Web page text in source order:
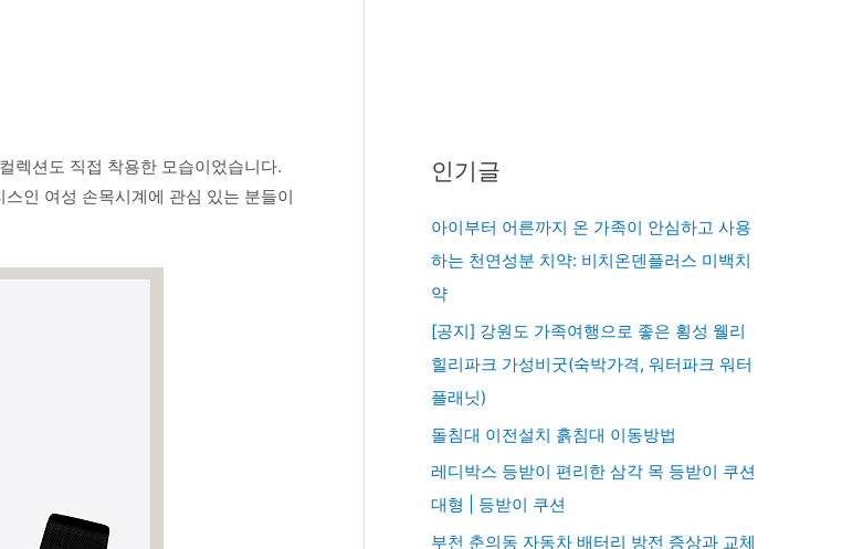
렉션도 직접 착용한 모습이었습니다.
인 여성 손목시계에 관심 있는 분들이
인기글
아이부터 어른까지 온 가족이 안심하고 사용
하는 천연성분 치약: 비치온덴플러스 미백치
약
[공지] 강원도 가족여행으로 좋은 횡성 웰리
힐리파크 가성비굿(숙박가격, 워터파크 워터
플래닛)
돌침대 이전설치 흙침대 이동방법
레디박스 등받이 편리한 삼각 목 등받이 쿠션
대형 | 등받이 쿠션
부천 춘의동 자동차 배터리 방전 증상과 교체